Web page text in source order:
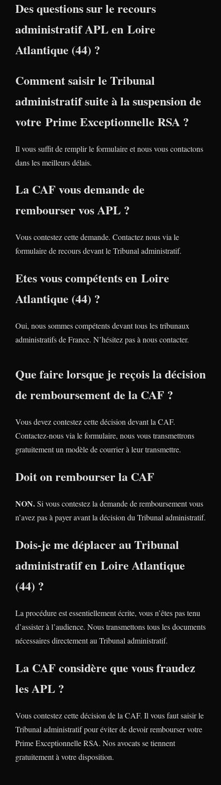
Des questions sur le recours
administratif APL en Loire
Atlantique (44) ?
Comment saisir le Tribunal
administratif suite à la suspension de
votre Prime Exceptionnelle RSA ?
Il vous suffit de remplir le formulaire et nous vous contactons
dans les meilleurs délais.
La CAF vous demande de
rembourser vos APL ?
Vous contestez cette demande. Contactez nous via le
formulaire de recours devant le Tribunal administratif.
Etes vous compétents en Loire
Atlantique (44) ?
Oui, nous sommes compétents devant tous les tribunaux
administratifs de France. N’hésitez pas à nous contacter.
Que faire lorsque je reçois la décision
de remboursement de la CAF ?
Vous devez contestez cette décision devant la CAF.
Contactez-nous via le formulaire, nous vous transmettrons
gratuitement un modèle de courrier à leur transmettre.
Doit on rembourser la CAF
NON.Si vous contestez la demande de remboursement vous
n’avez pas à payer avant la décision du Tribunal administratif.
Dois-je me déplacer au Tribunal
administratif en Loire Atlantique
(44) ?
La procédure est essentiellement écrite, vous n’êtes pas tenu
d’assister à l’audience. Nous transmettons tous les documents
nécessaires directement au Tribunal administratif.
La CAF considère que vous fraudez
les APL ?
Vous contestez cette décision de la CAF. Il vous faut saisir le
Tribunal administratif pour éviter de devoir rembourser votre
Prime Exceptionnelle RSA. Nos avocats se tiennent
gratuitement à votre disposition.